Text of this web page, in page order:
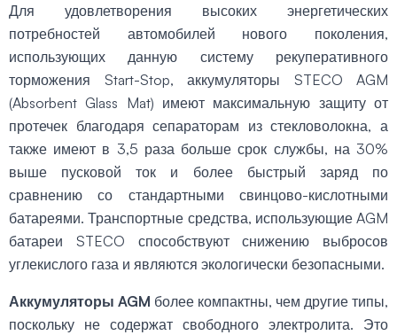
Для удовлетворения высоких энергетических
потребностей автомобилей нового поколения,
использующих данную систему рекуперативного
торможения Start-Stop, аккумуляторы STECO AGM
(Absorbent Glass Mat) имеют максимальную защиту от
протечек благодаря сепараторам из стекловолокна, а
также имеют в 3,5 раза больше срок службы, на 30%
выше пусковой ток и более быстрый заряд по
сравнению со стандартными свинцово-кислотными
батареями. Транспортные средства, использующие AGM
батареи STECO способствуют снижению выбросов
углекислого газа и являются экологически безопасными.
Аккумуляторы AGM более компактны, чем другие типы,
поскольку не содержат свободного электролита. Это